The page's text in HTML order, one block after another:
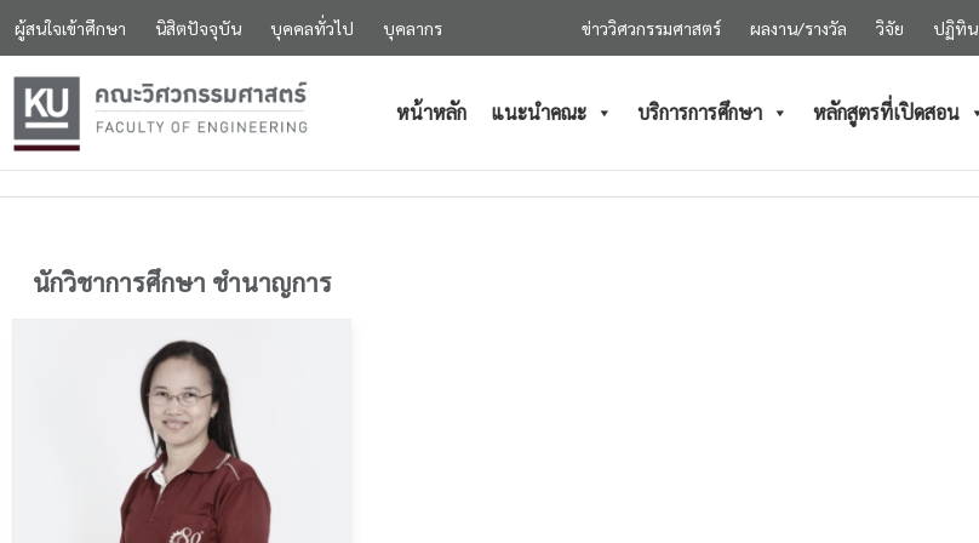
ผู้สนใจเข้าศึกษา นิสิตปัจจุบัน บุคคลทั่วไป บุคลากร ข่าววิศวกรรมศาสตร์ ผลงาน/รางวัล วิจัย ปฏิทิน
หน้าหลัก แนะนำคณะ บริการการศึกษา หลักสูตรที่เปิดสอน
นักวิชาการศึกษา ชำนาญการ